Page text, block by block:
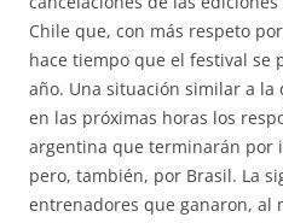
Chile que, con más respeto
hace tiempo que el festival se
año. Una situación similar a
en las próximas horas los
argentina que terminarán por
pero, también, por Brasil. La
entrenadores que ganaron, al